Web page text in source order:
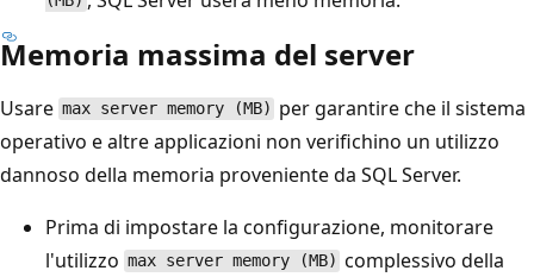
Memoria massima del server
Usare max server memory (MB) per garantire che il sistema
operativo e altre applicazioni non verifichino un utilizzo
dannoso della memoria proveniente da SQL Server.
Prima di impostare la configurazione, monitorare
l'utilizzo max server memory (MB) complessivo della